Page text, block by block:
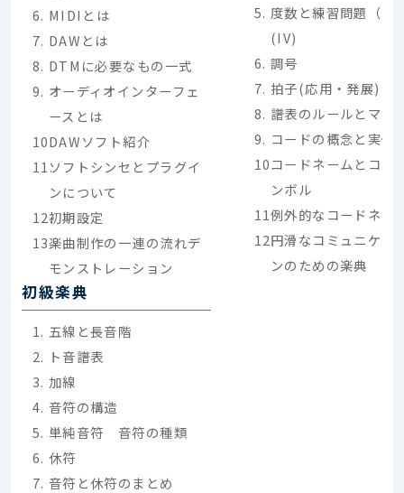
MIDIとは
DAWとは
DTMに必要なもの一式
オーディオインターフェ
ースとは
DAWソフト紹介
ソフトシンセとプラグイ
ンについて
初期設定
楽曲制作の一連の流れデ
モンストレーション
初級楽典
五線と長音階
ト音譜表
加線
音符の構造
単純音符 音符の種類
休符
音符と休符のまとめ
度数と練習問題（I
(IV)
調号
拍子(応用・発展)
譜表のルールとマナ
コードの概念と実例
コードネームとコー
ンボル
例外的なコードネー
円滑なコミュニケー
ンのための楽典